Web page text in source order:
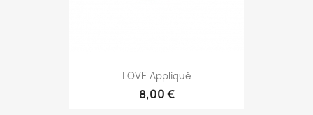
LOVE Appliqué
8,00 €